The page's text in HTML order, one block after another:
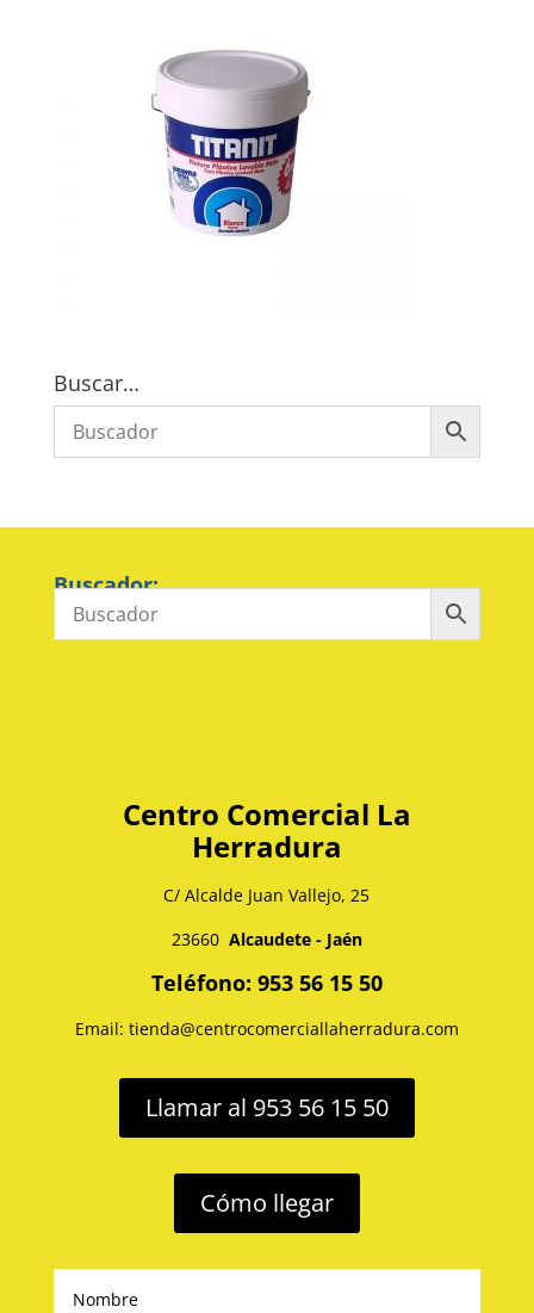
Buscar…
Buscador:
Centro Comercial La
Herradura
C/ Alcalde Juan Vallejo, 25
23660 Alcaudete - Jaén
Teléfono: 953 56 15 50
Email: tienda@centrocomerciallaherradura.com
Llamar al 953 56 15 50
Cómo llegar